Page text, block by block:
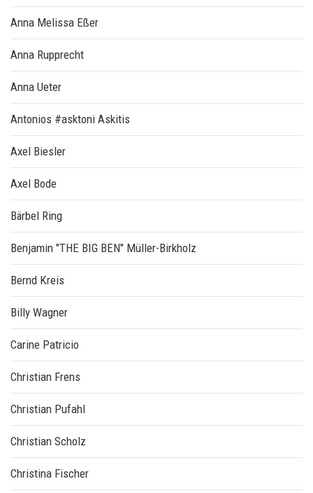
Anna Melissa Eßer
Anna Rupprecht
Anna Ueter
Antonios #asktoni Askitis
Axel Biesler
Axel Bode
Bärbel Ring
Benjamin "THE BIG BEN" Müller-Birkholz
Bernd Kreis
Billy Wagner
Carine Patricio
Christian Frens
Christian Pufahl
Christian Scholz
Christina Fischer